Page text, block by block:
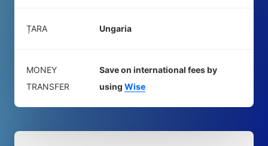
ȚARA Ungaria
MONEY
TRANSFER
Save on international fees by
using Wise